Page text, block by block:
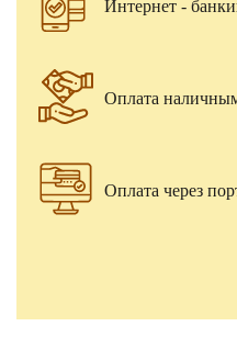
Интернет -
Оплата
Оплата через